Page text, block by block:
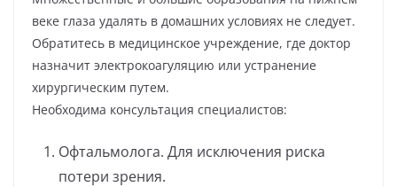
веке глаза удалять в домашних условиях не следует.
Обратитесь в медицинское учреждение, где доктор
назначит электрокоагуляцию или устранение
хирургическим путем.
Необходима консультация специалистов:
Офтальмолога. Для исключения риска
потери зрения.